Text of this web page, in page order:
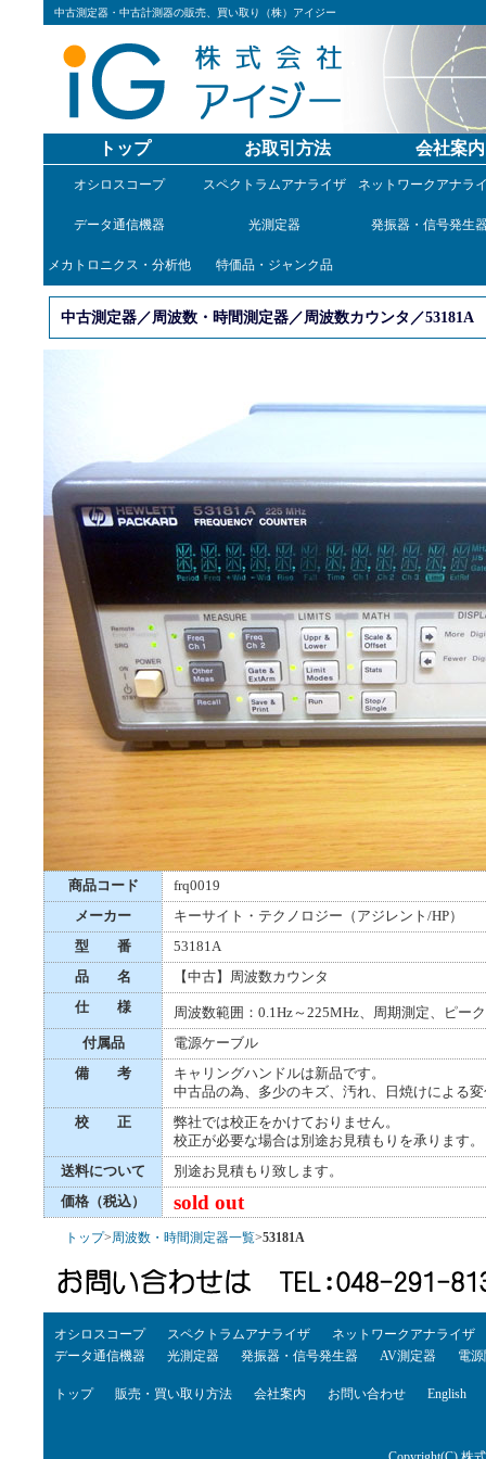
中古測定器・中古計測器の販売、買い取り（株）アイジー
トップ お取引方法 会社案内
オシロスコープ スペクトラムアナライザ ネットワークアナラ
データ通信機器 光測定器 発振器・信号発生
メカトロニクス・分析他 特価品・ジャンク品
中古測定器／周波数・時間測定器／周波数カウンタ／53181A
商品コード
frq0019
メーカー
キーサイト・テクノロジー（アジレント/HP）
型 番
53181A
品 名
【中古】周波数カウンタ
仕 様
周波数範囲：0.1Hz～225MHz、周期測定、ピー
付属品
電源ケーブル
備 考
キャリングハンドルは新品です。
中古品の為、多少のキズ、汚れ、日焼けによる
校 正
弊社では校正をかけておりません。
校正が必要な場合は別途お見積もりを承ります。
送料について
別途お見積もり致します。
価格（税込）
sold out
トップ>周波数・時間測定器一覧>53181A
オシロスコープ スペクトラムアナライザ
ネットワークアナライザ
データ通信機器
光測定器 発振器・信号発生器 AV測定器 電
トップ 販売・買い取り方法 会社案内 お問い合わせ English